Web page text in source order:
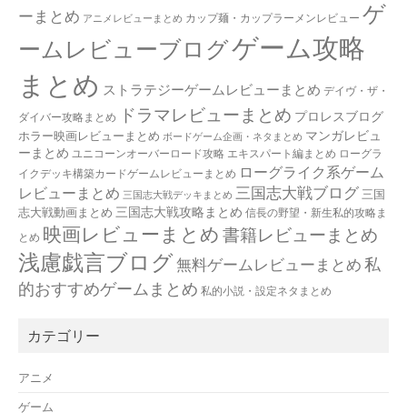
ーまとめ アニメレビューまとめ カップ麺・カップラーメンレビュー ゲ
ームレビューブログゲーム攻略
まとめ ストラテジーゲームレビューまとめ デイヴ・ザ・
ダイバー攻略まとめ ドラマレビューまとめ プロレスブログ
ホラー映画レビューまとめ ボードゲーム企画・ネタまとめ マンガレビュ
ーまとめ ユニコーンオーバーロード攻略 エキスパート編まとめ ローグラ
イクデッキ構築カードゲームレビューまとめ ローグライク系ゲーム
レビューまとめ 三国志大戦デッキまとめ 三国志大戦ブログ 三国
志大戦動画まとめ 三国志大戦攻略まとめ 信長の野望・新生私的攻略ま
とめ 映画レビューまとめ 書籍レビューまとめ
浅慮戯言ブログ無料ゲームレビューまとめ 私
的おすすめゲームまとめ 私的小説・設定ネタまとめ
カテゴリー
アニメ
ゲーム